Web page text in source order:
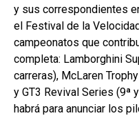
y sus correspondientes
el Festival de la
campeonatos que
completa: Lamborghini
carreras), McLaren
y GT3 Revival Series (9ª
habrá para anunciar los